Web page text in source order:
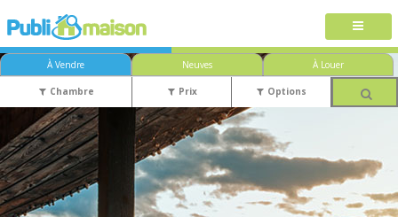
À Vendre Neuves À Louer
Chambre Prix Options